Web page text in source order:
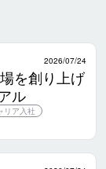
2026/07/24
を創り上げ
ル
リア入社